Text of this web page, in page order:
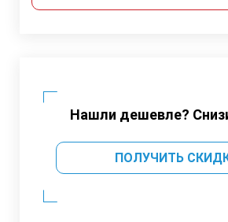
Нашли дешевле?
ПОЛУЧИТЬ